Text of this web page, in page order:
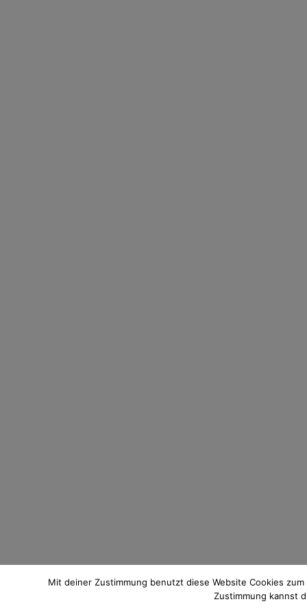
© 2021 Pixi mit Milch. All Rights Reserved. Du hast Fragen zum
Mit deiner Zustimmung benutzt diese Website Cookies
Zustimmung kannst